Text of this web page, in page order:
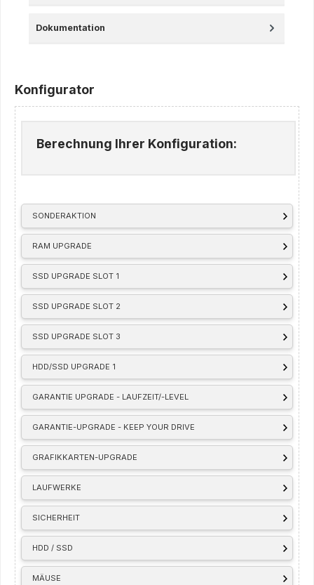
Dokumentation
Konfigurator
SONDERAKTION
RAM UPGRADE
SSD UPGRADE SLOT 1
SSD UPGRADE SLOT 2
SSD UPGRADE SLOT 3
HDD/SSD UPGRADE 1
GARANTIE UPGRADE - LAUFZEIT/-LEVEL
GARANTIE-UPGRADE - KEEP YOUR DRIVE
GRAFIKKARTEN-UPGRADE
LAUFWERKE
SICHERHEIT
HDD / SSD
MÄUSE
Berechnung Ihrer Konfiguration: